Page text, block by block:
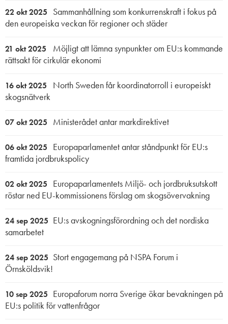
22 okt 2025
Sammanhållning som konkurrenskraft i fokus på
den europeiska veckan för regioner och städer
21 okt 2025
Möjligt att lämna synpunkter om EU:s kommande
rättsakt för cirkulär ekonomi
16 okt 2025
North Sweden får koordinatorroll i europeiskt
skogsnätverk
07 okt 2025 Ministerådet antar markdirektivet
06 okt 2025
Europaparlamentet antar ståndpunkt för EU:s
framtida jordbrukspolicy
02 okt 2025
Europaparlamentets Miljö- och jordbruksutskott
röstar ned EU-kommissionens förslag om skogsövervakning
24 sep 2025 EU:s avskogningsförordning och det nordiska
samarbetet
24 sep 2025 Stort engagemang på NSPA Forum i
Örnsköldsvik!
10 sep 2025 Europaforum norra Sverige ökar bevakningen på
EU:s politik för vattenfrågor